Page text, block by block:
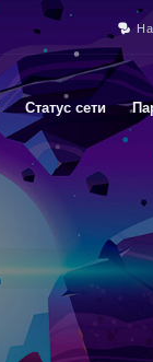
Статус сети